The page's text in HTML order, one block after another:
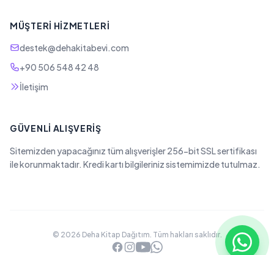
MÜŞTERI HIZMETLERI
destek@dehakitabevi.com
+90 506 548 42 48
İletişim
GÜVENLI ALIŞVERIŞ
Sitemizden yapacağınız tüm alışverişler 256-bit SSL sertifikası
ile korunmaktadır. Kredi kartı bilgileriniz sistemimizde tutulmaz.
© 2026 Deha Kitap Dağıtım. Tüm hakları saklıdır.